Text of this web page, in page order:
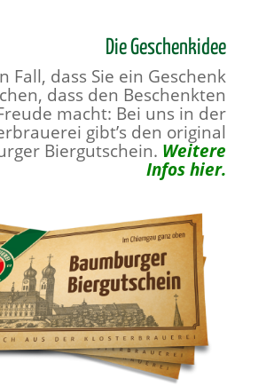
Die Geschenkidee
Fall, dass Sie ein Geschenk
dass den Beschenkten
macht: Bei uns in der
gibt’s den original
Biergutschein. Weitere
Infos hier.